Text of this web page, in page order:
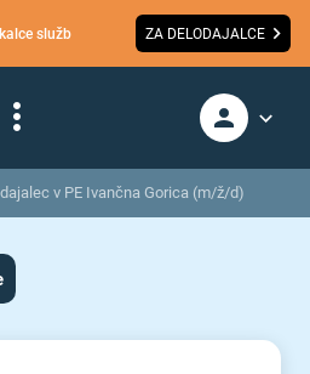
služb ZA DELODAJALCE
v PE Ivančna Gorica (m/ž/d)